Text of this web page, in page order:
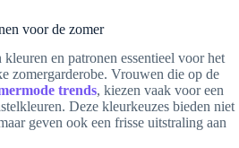
voor de zomer
en patronen essentieel voor het
zomergarderobe. Vrouwen die op de
trends, kiezen vaak voor een
Deze kleurkeuzes bieden niet
geven ook een frisse uitstraling aan